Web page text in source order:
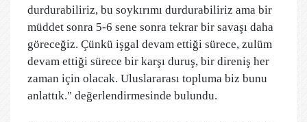
durdurabiliriz, bu soykırımı durdurabiliriz ama bir
müddet sonra 5-6 sene sonra tekrar bir savaşı daha
göreceğiz. Çünkü işgal devam ettiği sürece, zulüm
devam ettiği sürece bir karşı duruş, bir direniş her
zaman için olacak. Uluslararası topluma biz bunu
anlattık." değerlendirmesinde bulundu.